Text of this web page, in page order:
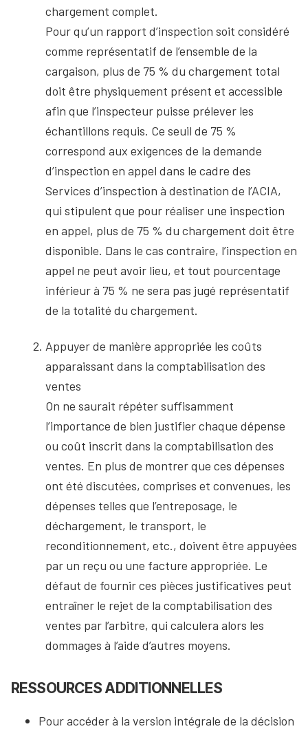
chargement complet.
Pour qu’un rapport d’inspection soit considéré
comme représentatif de l’ensemble de la
cargaison, plus de 75 % du chargement total
doit être physiquement présent et accessible
afin que l’inspecteur puisse prélever les
échantillons requis. Ce seuil de 75 %
correspond aux exigences de la demande
d’inspection en appel dans le cadre des
Services d’inspection à destination de l’ACIA,
qui stipulent que pour réaliser une inspection
en appel, plus de 75 % du chargement doit être
disponible. Dans le cas contraire, l’inspection en
appel ne peut avoir lieu, et tout pourcentage
inférieur à 75 % ne sera pas jugé représentatif
de la totalité du chargement.
Appuyer de manière appropriée les coûts
apparaissant dans la comptabilisation des
ventes
On ne saurait répéter suffisamment
l’importance de bien justifier chaque dépense
ou coût inscrit dans la comptabilisation des
ventes. En plus de montrer que ces dépenses
ont été discutées, comprises et convenues, les
dépenses telles que l’entreposage, le
déchargement, le transport, le
reconditionnement, etc., doivent être appuyées
par un reçu ou une facture appropriée. Le
défaut de fournir ces pièces justificatives peut
entraîner le rejet de la comptabilisation des
ventes par l’arbitre, qui calculera alors les
dommages à l’aide d’autres moyens.
RESSOURCES ADDITIONNELLES
Pour accéder à la version intégrale de la décision